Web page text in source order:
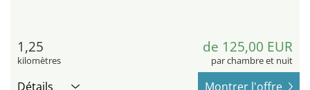
1,25
kilomètres
de 125,00 EUR
par chambre et nuit
Détails Montrer l'offre